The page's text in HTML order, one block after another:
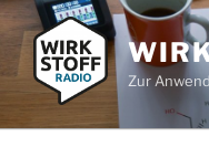
Zum
Inhalt
springen
Zur